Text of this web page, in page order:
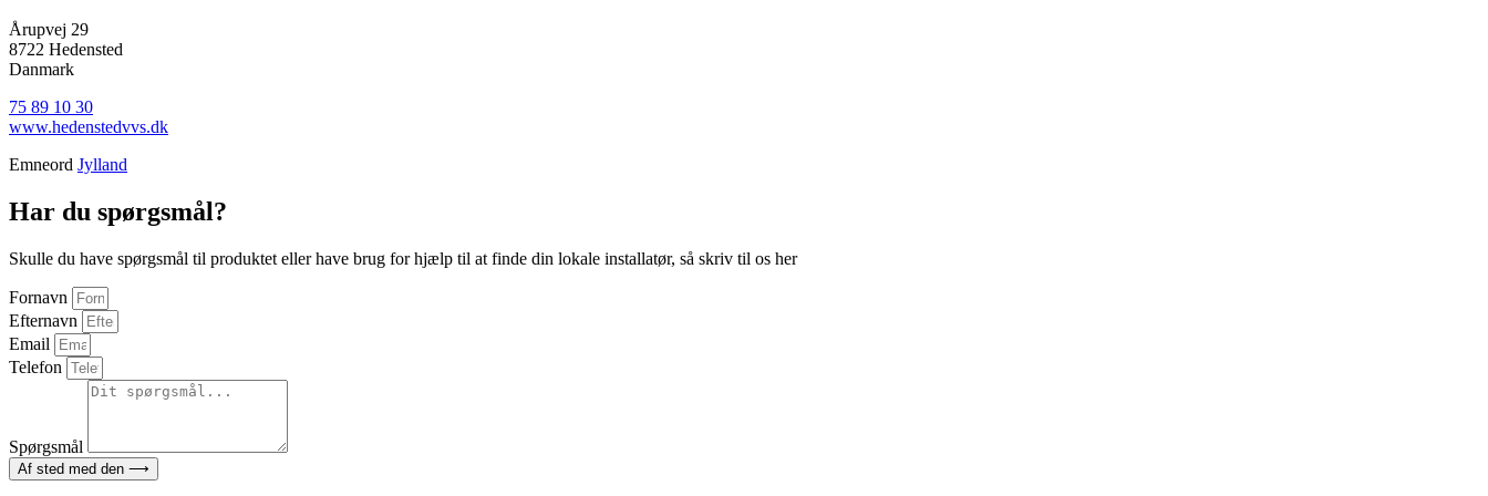
Årupvej 29
8722 Hedensted
Danmark
75 89 10 30
www.hedenstedvvs.dk
Emneord Jylland
Har du spørgsmål?
Skulle du have spørgsmål til produktet eller have brug for hjælp til at finde din lokale installatør, så skriv til os her
Fornavn
Efternavn
Email
Telefon
Spørgsmål
Af sted med den ⟶